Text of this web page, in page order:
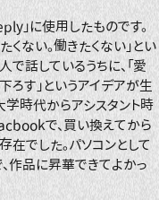
」に使用したものです。
ない。働きたくない」とい
で話しているうちに、「愛
す」というアイデアが生
学時代からアシスタント時
で、買い換えてから
在でした。パソコンとして
作品に昇華できてよかっ